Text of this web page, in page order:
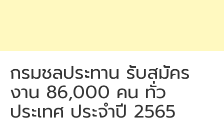
กรมชลประทาน รับสมัคร
งาน 86,000 คน ทั่ว
ประเทศ ประจำปี 2565